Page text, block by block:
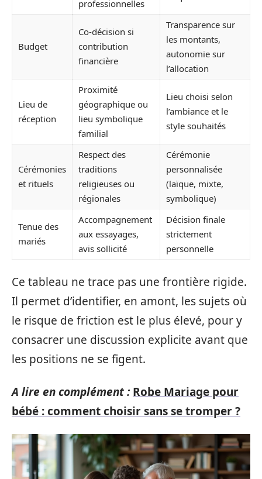
professionnelles
Budget
Co-décision si
contribution
financière
Transparence sur
les montants,
autonomie sur
l’allocation
Lieu de
réception
Proximité
géographique ou
lieu symbolique
familial
Lieu choisi selon
l’ambiance et le
style souhaités
Cérémonies
et rituels
Respect des
traditions
religieuses ou
régionales
Cérémonie
personnalisée
(laïque, mixte,
symbolique)
Tenue des
mariés
Accompagnement
aux essayages,
avis sollicité
Décision finale
strictement
personnelle
Ce tableau ne trace pas une frontière rigide.
Il permet d’identifier, en amont, les sujets où
le risque de friction est le plus élevé, pour y
consacrer une discussion explicite avant que
les positions ne se figent.
A lire en complément : Robe Mariage pour
bébé : comment choisir sans se tromper ?